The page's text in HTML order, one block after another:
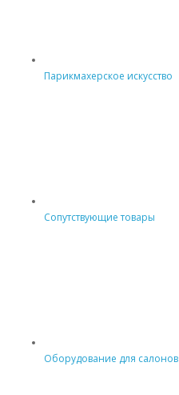
Парикмахерское искусство
Сопутствующие товары
Оборудование для салонов